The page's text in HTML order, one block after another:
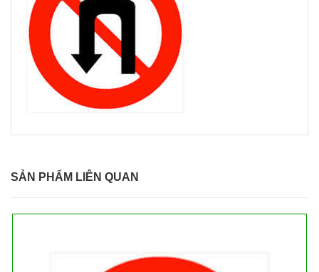
SẢN PHẨM LIÊN QUAN